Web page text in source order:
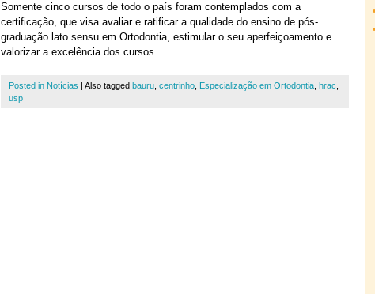
Somente cinco cursos de todo o país foram contemplados com a
certificação, que visa avaliar e ratificar a qualidade do ensino de pós-
graduação lato sensu em Ortodontia, estimular o seu aperfeiçoamento e
valorizar a excelência dos cursos.
Posted in Notícias | Also tagged bauru centrinho Especialização em Ortodontia hrac
usp